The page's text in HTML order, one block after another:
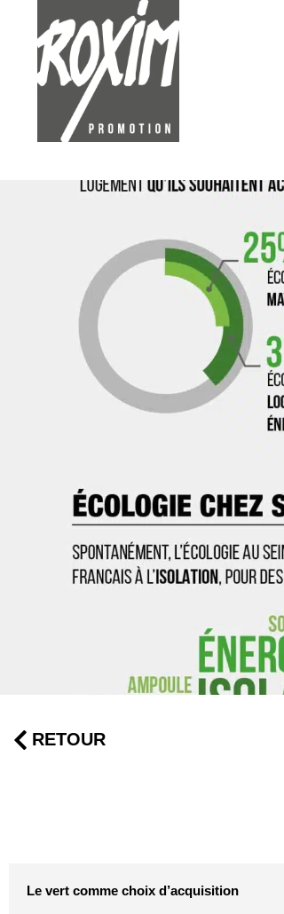
RETOUR
Le vert comme choix d’acquisition